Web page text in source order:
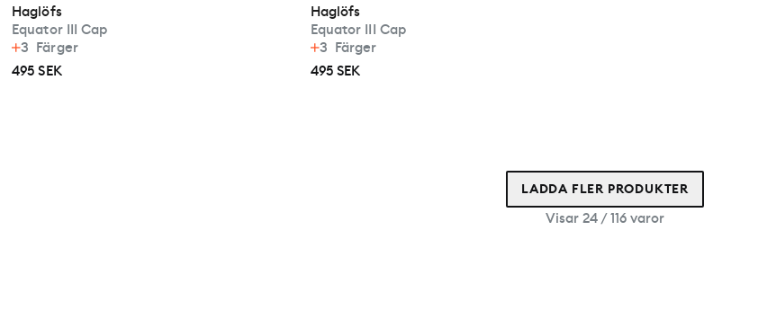
Haglöfs
Equator III Cap
3 Färger
495 SEK
Haglöfs
Equator III Cap
3 Färger
495 SEK
LADDA FLER PRODUKTER
Visar 24 / 116 varor